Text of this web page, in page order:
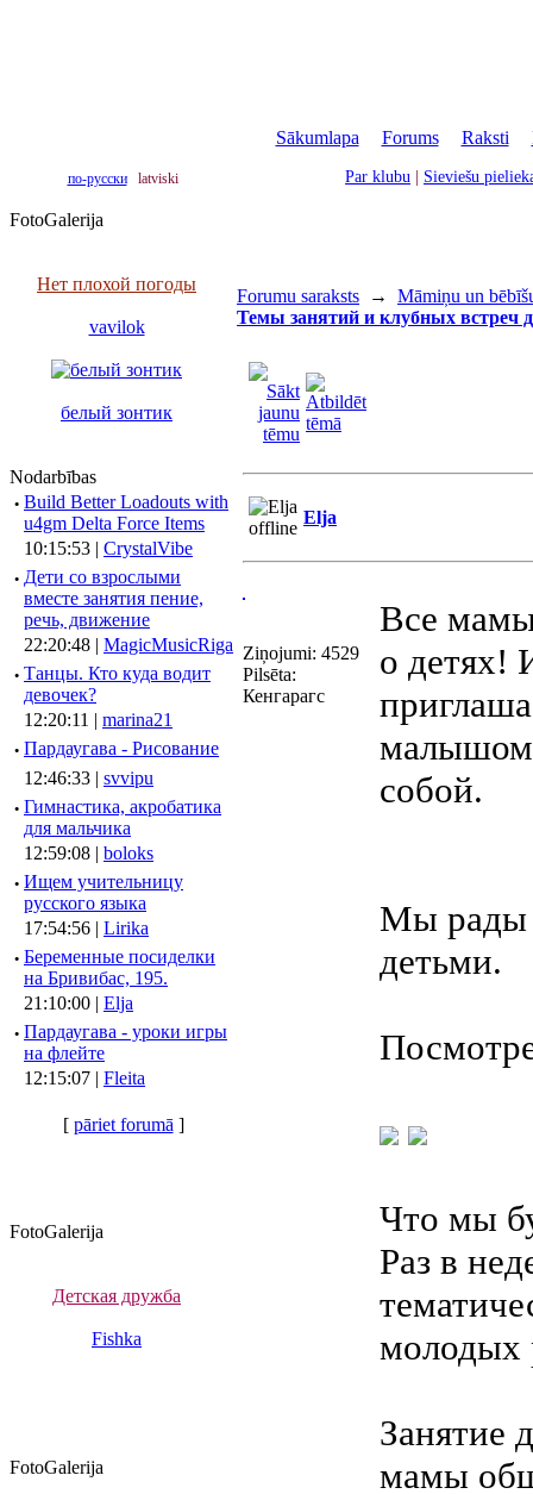
Sākumlapa Forums| Raksti
по-русски latviski Par klubu Sieviešu
FotoGalerija
Нет плохой погоды
vavilok
белый зонтик
Nodarbības
· Build Better Loadouts with
u4gm Delta Force Items
10:15:53 | CrystalVibe
· Дети со взрослыми
вместе занятия пение,
речь, движение
22:20:48 | MagicMusicRiga
· Танцы. Кто куда водит
девочек?
12:20:11 | marina21
· Пардаугава - Рисование
12:46:33 | svvipu
· Гимнастика, акробатика
для мальчика
12:59:08 | boloks
· Ищем учительницу
русского языка
17:54:56 | Lirika
· Беременные посиделки
на Бривибас, 195.
21:10:00 | Elja
· Пардаугава - уроки игры
на флейте
12:15:07 | Fleita
[ pāriet forumā ]
FotoGalerija
Детская дружба
Fishka
FotoGalerija
Forumu saraksts → Māmiņu un
Темы занятий и клубных
Elja
Ziņojumi: 4529
Pilsēta:
Кенгарагс
Все
о детях!
малышом
собой.
Мы рады
детьми.
Что мы
Раз в
молодых
Занятие
мамы